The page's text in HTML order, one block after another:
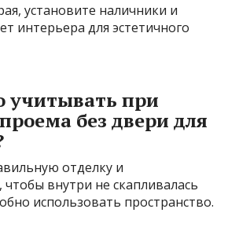
установите наличники и
интерьера для эстетичного
учитывать при
без двери для
отделку и
чтобы внутри не скапливалась
использовать пространство.